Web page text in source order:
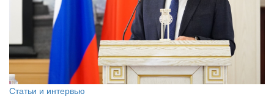
Статьи и интервью